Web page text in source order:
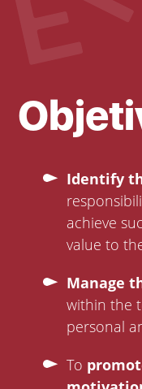
Identify
achieve
value to
Manage
within the
personal
To